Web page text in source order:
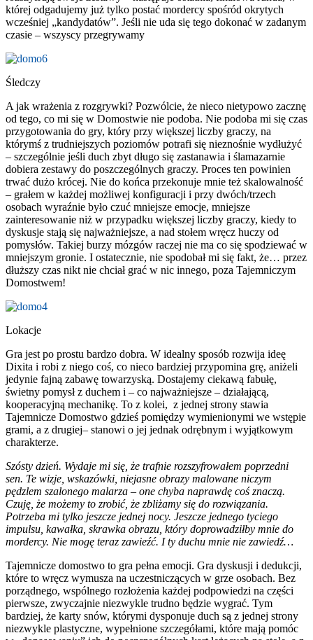
której odgadujemy już tylko postać mordercy spośród okrytych
wcześniej „kandydatów”. Jeśli nie uda się tego dokonać w zadanym
czasie – wszyscy przegrywamy
Śledczy
A jak wrażenia z rozgrywki? Pozwólcie, że nieco nietypowo zacznę
od tego, co mi się w Domostwie nie podoba. Nie podoba mi się czas
przygotowania do gry, który przy większej liczby graczy, na
którymś z trudniejszych poziomów potrafi się nieznośnie wydłużyć
– szczególnie jeśli duch zbyt długo się zastanawia i ślamazarnie
dobiera zestawy do poszczególnych graczy. Proces ten powinien
trwać dużo krócej. Nie do końca przekonuje mnie też skalowalność
– grałem w każdej możliwej konfiguracji i przy dwóch/trzech
osobach wyraźnie było czuć mniejsze emocje, mniejsze
zainteresowanie niż w przypadku większej liczby graczy, kiedy to
dyskusje stają się najważniejsze, a nad stołem wręcz huczy od
pomysłów. Takiej burzy mózgów raczej nie ma co się spodziewać w
mniejszym gronie. I ostatecznie, nie spodobał mi się fakt, że… przez
dłuższy czas nikt nie chciał grać w nic innego, poza Tajemniczym
Domostwem!
Lokacje
Gra jest po prostu bardzo dobra. W idealny sposób rozwija ideę
Dixita i robi z niego coś, co nieco bardziej przypomina grę, aniżeli
jedynie fajną zabawę towarzyską. Dostajemy ciekawą fabułę,
świetny pomysł z duchem i – co najważniejsze – działającą,
kooperacyjną mechanikę. To z kolei, z jednej strony stawia
Tajemnicze Domostwo gdzieś pomiędzy wymienionymi we wstępie
grami, a z drugiej– stanowi o jej jednak odrębnym i wyjątkowym
charakterze.
Szósty dzień. Wydaje mi się, że trafnie rozszyfrowałem poprzedni
sen. Te wizje, wskazówki, niejasne obrazy malowane niczym
pędzlem szalonego malarza – one chyba naprawdę coś znaczą.
Czuję, że możemy to zrobić, że zbliżamy się do rozwiązania.
Potrzeba mi tylko jeszcze jednej nocy. Jeszcze jednego tyciego
impulsu, kawałka, skrawka obrazu, który doprowadziłby mnie do
mordercy. Nie mogę teraz zawieźć. I ty duchu mnie nie zawiedź…
Tajemnicze domostwo to gra pełna emocji. Gra dyskusji i dedukcji,
które to wręcz wymusza na uczestniczących w grze osobach. Bez
porządnego, wspólnego rozłożenia każdej podpowiedzi na części
pierwsze, zwyczajnie niezwykle trudno będzie wygrać. Tym
bardziej, że karty snów, którymi dysponuje duch są z jednej strony
niezwykle plastyczne, wypełnione szczegółami, które mają pomóc